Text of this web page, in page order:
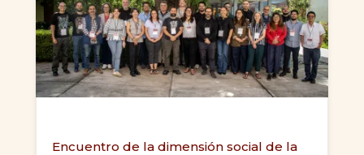
Encuentro de la dimensión social de la